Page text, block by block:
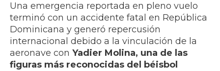
Una emergencia reportada en pleno vuelo
terminó con un accidente fatal en República
Dominicana y generó repercusión
internacional debido a la vinculación de la
aeronave con Yadier Molina, una de las
figuras más reconocidas del béisbol